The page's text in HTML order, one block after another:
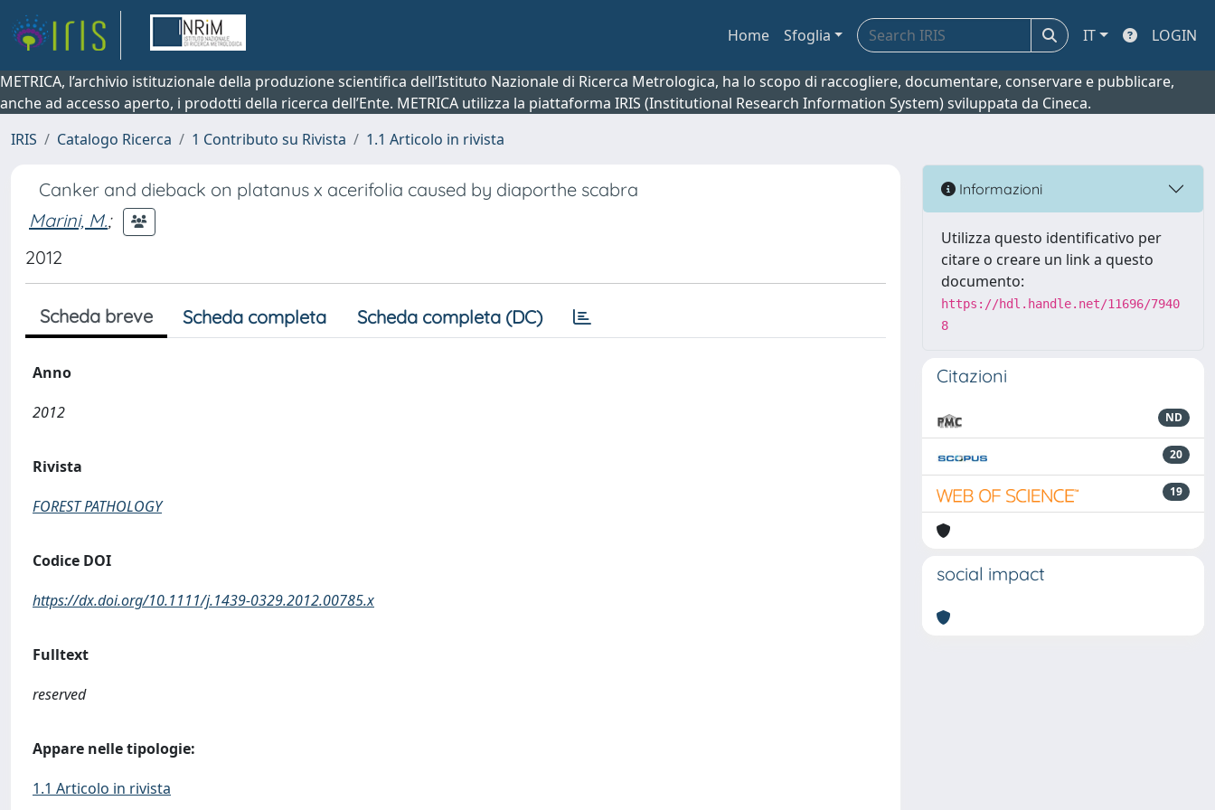
Home Sfoglia IT LOGIN
METRICA, l’archivio istituzionale della produzione scientifica dell’Istituto Nazionale di Ricerca Metrologica, ha lo scopo di raccogliere, documentare, conservare e pubblicare,
anche ad accesso aperto, i prodotti della ricerca dell’Ente. METRICA utilizza la piattaforma IRIS (Institutional Research Information System) sviluppata da Cineca.
IRIS
Catalogo Ricerca 1 Contributo su Rivista 1.1 Articolo in rivista
Canker and dieback on platanus x acerifolia caused by diaporthe scabra
Marini, M.;
2012
Scheda breve Scheda completa Scheda completa (DC)
Anno
2012
Rivista
FOREST PATHOLOGY
Codice DOI
https://dx.doi.org/10.1111/j.1439-0329.2012.00785.x
Fulltext
reserved
Appare nelle tipologie:
1.1 Articolo in rivista
Informazioni
Utilizza questo identificativo per
citare o creare un link a questo
documento:
https://hdl.handle.net/11696/7940
8
Citazioni
ND
20
19
social impact